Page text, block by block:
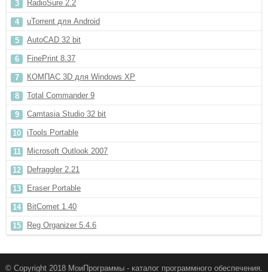
RadioSure 2.2
uTorrent для Android
AutoCAD 32 bit
FinePrint 8.37
КОМПАС 3D для Windows XP
Total Commander 9
Camtasia Studio 32 bit
iTools Portable
Microsoft Outlook 2007
Defraggler 2.21
Eraser Portable
BitComet 1.40
Reg Organizer 5.4.6
© Copyright 2018 МоиПрограммы - каталог программного обеспечения.